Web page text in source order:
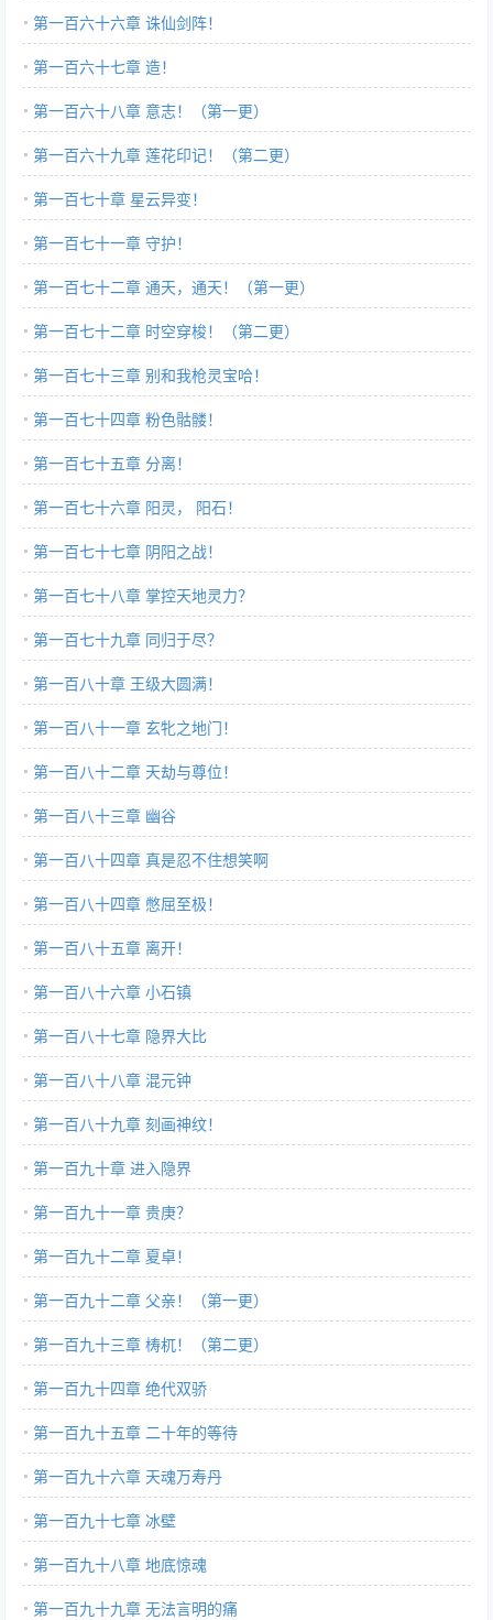
第一百六十六章 诛仙剑阵！
第一百六十七章 造！
第一百六十八章 意志！（第一更）
第一百六十九章 莲花印记！（第二更）
第一百七十章 星云异变！
第一百七十一章 守护！
第一百七十二章 通天，通天！（第一更）
第一百七十二章 时空穿梭！（第二更）
第一百七十三章 别和我枪灵宝哈！
第一百七十四章 粉色骷髅！
第一百七十五章 分离！
第一百七十六章 阳灵， 阳石！
第一百七十七章 阴阳之战！
第一百七十八章 掌控天地灵力？
第一百七十九章 同归于尽？
第一百八十章 王级大圆满！
第一百八十一章 玄牝之地门！
第一百八十二章 天劫与尊位！
第一百八十三章 幽谷
第一百八十四章 真是忍不住想笑啊
第一百八十四章 憋屈至极！
第一百八十五章 离开！
第一百八十六章 小石镇
第一百八十七章 隐界大比
第一百八十八章 混元钟
第一百八十九章 刻画神纹！
第一百九十章 进入隐界
第一百九十一章 贵庚？
第一百九十二章 夏卓！
第一百九十二章 父亲！（第一更）
第一百九十三章 梼杌！（第二更）
第一百九十四章 绝代双骄
第一百九十五章 二十年的等待
第一百九十六章 天魂万寿丹
第一百九十七章 冰壁
第一百九十八章 地底惊魂
第一百九十九章 无法言明的痛